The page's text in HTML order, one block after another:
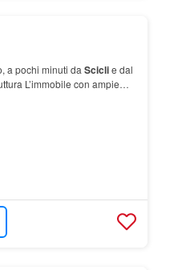
a pochi minuti da Sciclie dal
L’immobile con ampie